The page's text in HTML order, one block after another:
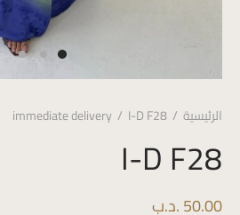
الرئيسية /
immediate delivery / I-D F28
I-D F28
50.00.د.ب